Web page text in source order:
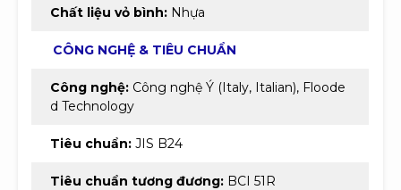
Chất liệu vỏ bình: Nhựa
CÔNG NGHỆ & TIÊU CHUẨN
Công nghệ: Công nghệ Ý (Italy, Italian), Floode
d Technology
Tiêu chuẩn: JIS B24
Tiêu chuẩn tương đương: BCI 51R